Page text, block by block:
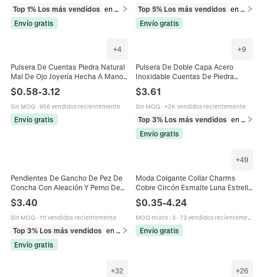
Top 1% Los más vendidos
Envío gratis
Top 5% Los más vendidos
Envío gratis
+4
Pulsera De Cuentas Piedra Natural
Mal De Ojo Joyería Hecha A Mano
Suerte Protección Para Hombres
Mujeres
$0.58-3.12
Sin MOQ · 956 vendidos recientemente
Envío gratis
+9
Pulsera De Doble Capa Acero
Inoxidable Cuentas De Piedra
Natural Ojo Turco Colgante Sol
Joyería Bohemia Mujer
$3.61
Sin MOQ · +2K vendidos recientemente
Top 3% Los más vendidos
en Pulseras
Envío gratis
Pendientes De Gancho De Pez De
Concha Con Aleación Y Perno De
Estilo Vacaciones De Playa
$3.40
Sin MOQ · 111 vendidos recientemente
Top 3% Los más vendidos
Envío gratis
+49
Moda Colgante Collar Charms
Cobre Circón Esmalte Luna Estrella
Para Hacer Joyas
$0.35-4.24
MOQ mixto: 3· 73 vendidos recientemente
Envío gratis
+32 +26